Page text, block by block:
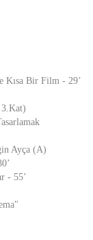
Kısa Bir Film - 29’
Ayça (A)
- 55’